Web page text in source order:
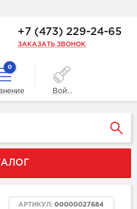
+7 (473) 229-24-65
ЗАКАЗАТЬ ЗВОНОК
0
Войти
АРТИКУЛ: 00000027684